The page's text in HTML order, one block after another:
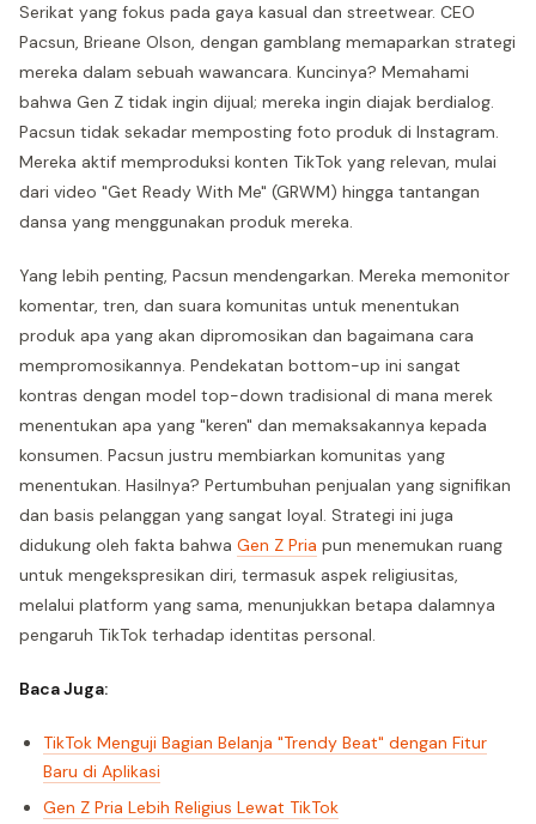
Serikat yang fokus pada gaya kasual dan streetwear. CEO
Pacsun, Brieane Olson, dengan gamblang memaparkan strategi
mereka dalam sebuah wawancara. Kuncinya? Memahami
bahwa Gen Z tidak ingin dijual; mereka ingin diajak berdialog.
Pacsun tidak sekadar memposting foto produk di Instagram.
Mereka aktif memproduksi konten TikTok yang relevan, mulai
dari video "Get Ready With Me" (GRWM) hingga tantangan
dansa yang menggunakan produk mereka.
Yang lebih penting, Pacsun mendengarkan. Mereka memonitor
komentar, tren, dan suara komunitas untuk menentukan
produk apa yang akan dipromosikan dan bagaimana cara
mempromosikannya. Pendekatan bottom-up ini sangat
kontras dengan model top-down tradisional di mana merek
menentukan apa yang "keren" dan memaksakannya kepada
konsumen. Pacsun justru membiarkan komunitas yang
menentukan. Hasilnya? Pertumbuhan penjualan yang signifikan
dan basis pelanggan yang sangat loyal. Strategi ini juga
didukung oleh fakta bahwa Gen Z Pria pun menemukan ruang
untuk mengekspresikan diri, termasuk aspek religiusitas,
melalui platform yang sama, menunjukkan betapa dalamnya
pengaruh TikTok terhadap identitas personal.
Baca Juga:
TikTok Menguji Bagian Belanja "Trendy Beat" dengan Fitur
Baru di Aplikasi
Gen Z Pria Lebih Religius Lewat TikTok